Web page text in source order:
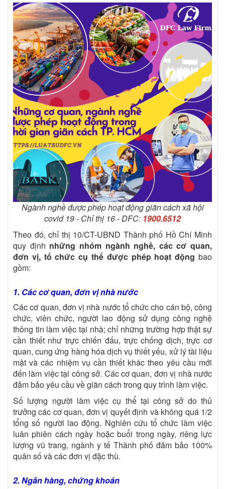
Ngành nghề được phép hoạt động giãn cách xã hội
covid 19 - Chỉ thị 16 - DFC: 1900.6512
Theo đó, chỉ thị 10/CT-UBND Thành phố Hồ Chí Minh
quy định những nhóm ngành nghề, các cơ quan,
đơn vị, tổ chức cụ thể được phép hoạt động bao
gồm:
1. Các cơ quan, đơn vị nhà nước
Các cơ quan, đơn vị nhà nước tổ chức cho cán bộ, công
chức, viên chức, người lao động sử dụng công nghệ
thông tin làm việc tại nhà; chỉ những trường hợp thật sự
cần thiết như trực chiến đấu, trực chống dịch, trực cơ
quan, cung ứng hàng hóa dịch vụ thiết yếu, xử lý tài liệu
mật và các nhiệm vụ cần thiết khác theo yêu cầu mới
đến làm việc tại công sở. Các cơ quan, đơn vị nhà nước
đảm bảo yêu cầu về giãn cách trong quy trình làm việc.
Số lượng người làm việc cụ thể tại công sở do thủ
trưởng các cơ quan, đơn vị quyết định và không quá 1/2
tổng số người lao động. Nghiên cứu tổ chức làm việc
luân phiên cách ngày hoặc buổi trong ngày, riêng lực
lượng vũ trang, ngành y tế Thành phố đảm bảo 100%
quân số và các đơn vị đặc thù.
2. Ngân hàng, chứng khoán